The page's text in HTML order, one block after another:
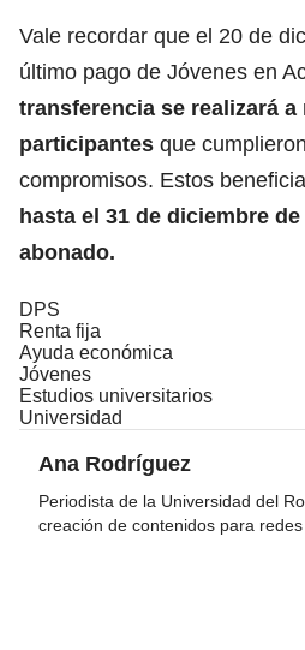
Vale recordar que el 20 de
último pago de Jóvenes en
transferencia se realizará a
participantes que
compromisos. Estos
hasta el 31 de diciembre
abonado.
DPS
Renta fija
Ayuda económica
Jóvenes
Estudios universitarios
Universidad
Ana Rodríguez
Periodista de la Universidad del
creación de contenidos para